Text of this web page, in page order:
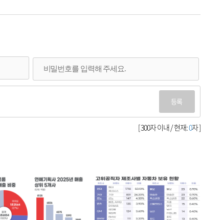
등록
[ 300자 이내 / 현재:0자 ]